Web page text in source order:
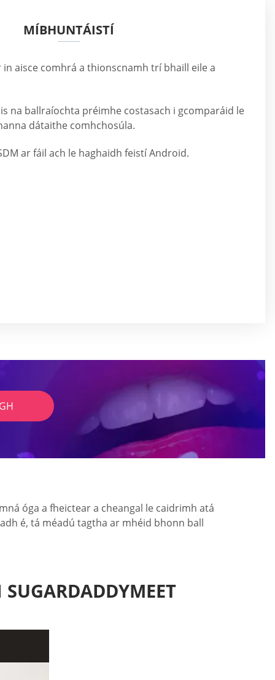
MÍBHUNTÁISTÍ
aisce comhrá a thionscnamh trí bhaill eile a
na ballraíochta préimhe costasach i gcomparáid le
dátaithe comhchosúla.
ar fáil ach le haghaidh feistí Android.
óga a fheictear a cheangal le caidrimh atá
é, tá méadú tagtha ar mhéid bhonn ball